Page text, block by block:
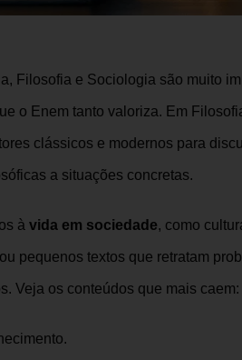
Filosofia e Sociologia são muito
o Enem tanto valoriza. Em
clássicos e modernos para
a situações concretas.
à vida em sociedade, como
pequenos textos que retratam
Veja os conteúdos que mais caem: